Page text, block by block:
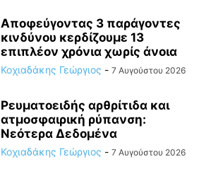
Αποφεύγοντας 3 παράγοντες
κινδύνου κερδίζουμε 13
επιπλέον χρόνια χωρίς άνοια
Κοχιαδάκης Γεώργιος - 7 Αυγούστου 2026
Ρευματοειδής αρθρίτιδα και
ατμοσφαιρική ρύπανση:
Νεότερα Δεδομένα
Κοχιαδάκης Γεώργιος - 7 Αυγούστου 2026